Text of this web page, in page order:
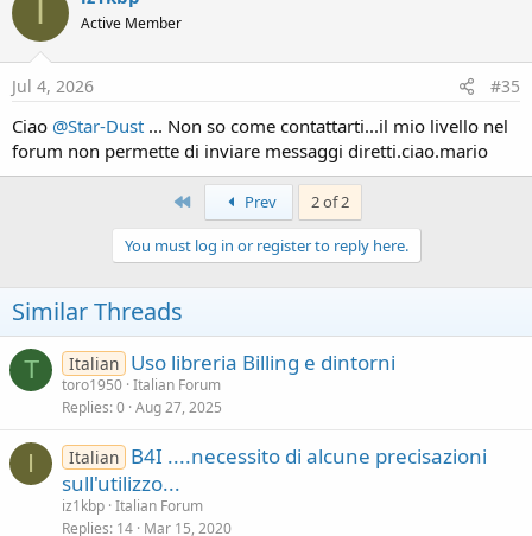
I Active Member
Jul 4, 2026 #35
Ciao @Star-Dust ... Non so come contattarti...il mio livello nel
forum non permette di inviare messaggi diretti.ciao.mario
First Prev 2 of 2
You must log in or register to reply here.
Similar Threads
T Italian Uso libreria Billing e dintorni
toro1950 Italian Forum
Replies 0 Aug 27, 2025
I Italian B4I ....necessito di alcune precisazioni
sull'utilizzo...
iz1kbp Italian Forum
Replies 14 Mar 15, 2020